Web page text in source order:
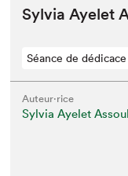
Sylvia Ayelet
Séance de dédicace
Auteur·rice
Sylvia Ayelet